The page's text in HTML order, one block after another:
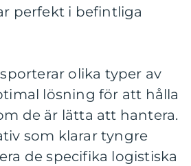
perfekt i befintliga
olika typer av
lösning för att hålla
de är lätta att hantera.
som klarar tyngre
de specifika logistiska